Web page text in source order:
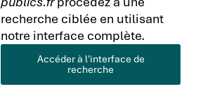
recherche ciblée en utilisant
notre interface complète.
Accéder à l'interface de
recherche